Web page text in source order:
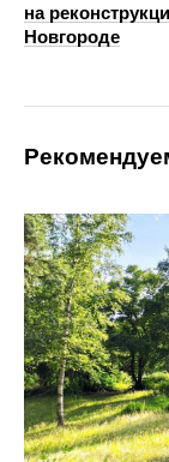
на
Новгороде